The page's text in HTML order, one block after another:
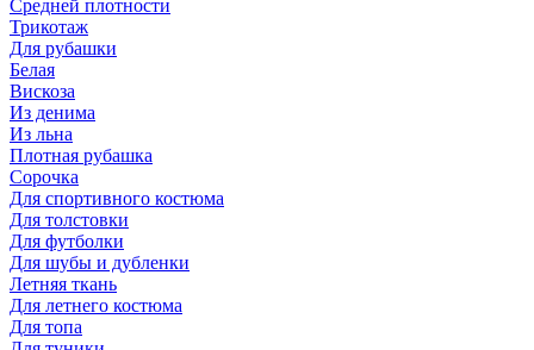
Средней плотности
Трикотаж
Для рубашки
Белая
Вискоза
Из денима
Из льна
Плотная рубашка
Сорочка
Для спортивного костюма
Для толстовки
Для футболки
Для шубы и дубленки
Летняя ткань
Для летнего костюма
Для топа